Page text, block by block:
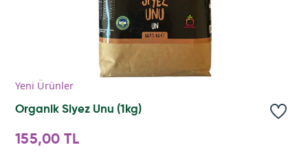
Yeni Ürünler
Organik Siyez Unu (1kg)
155,00 TL